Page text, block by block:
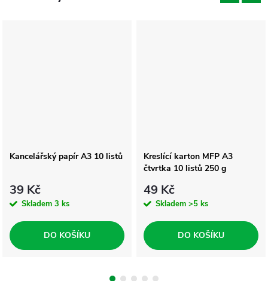
Kancelářský papír A3 10 listů
39 Kč
Skladem 3 ks
DO KOŠÍKU
Kreslící karton MFP A3
čtvrtka 10 listů 250 g
49 Kč
Skladem >5 ks
DO KOŠÍKU